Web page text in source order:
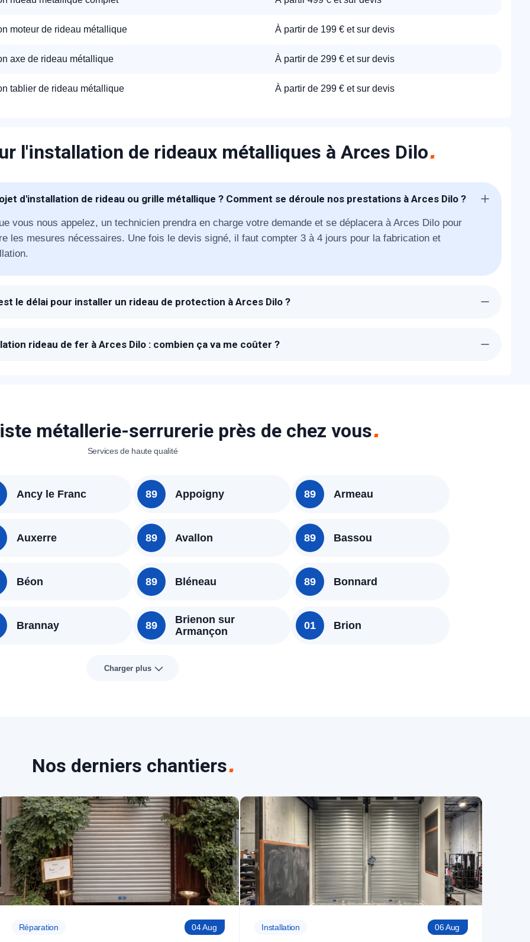
moteur de rideau métallique À partir de 199 € et sur devis
axe de rideau métallique À partir de 299 € et sur devis
tablier de rideau métallique À partir de 299 € et sur devis
l'installation de rideaux métalliques à Arces Dilo
d'installation de rideau ou grille métallique ? Comment se déroule nos prestations à Arces Dilo ?
vous nous appelez, un technicien prendra en charge votre demande et se déplacera à Arces Dilo pour
les mesures nécessaires. Une fois le devis signé, il faut compter 3 à 4 jours pour la fabrication et
le délai pour installer un rideau de protection à Arces Dilo ?
rideau de fer à Arces Dilo : combien ça va me coûter ?
métallerie-serrurerie près de chez vous
Services de haute qualité
Ancy le Franc 89 Appoigny 89 Armeau
Auxerre 89 Avallon 89 Bassou
Béon 89 Bléneau 89 Bonnard
Brannay 89
Brienon sur
Armançon
01 Brion
Charger plus
Nos derniers chantiers
Réparation 04 Aug Installation 06 Aug
vous remercions pour
confiance !
+33
Postal